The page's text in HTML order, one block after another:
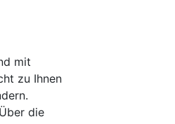
mit
zu Ihnen
die